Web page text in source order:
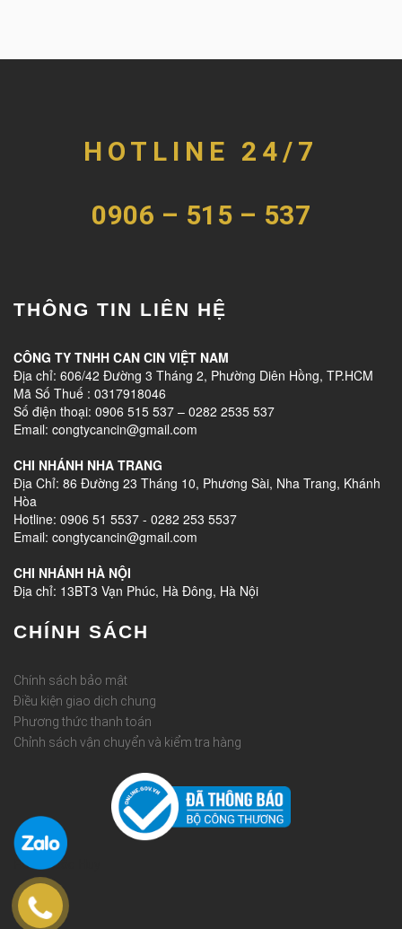
HOTLINE 24/7
0906 – 515 – 537
THÔNG TIN LIÊN HỆ
CÔNG TY TNHH CAN CIN VIỆT NAM
Địa chỉ: 606/42 Đường 3 Tháng 2, Phường Diên Hồng, TP.HCM
Mã Số Thuế : 0317918046
Số điện thoại: 0906 515 537 – 0282 2535 537
Email: congtycancin@gmail.com
CHI NHÁNH NHA TRANG
Địa Chỉ: 86 Đường 23 Tháng 10, Phương Sài, Nha Trang, Khánh
Hòa
Hotline: 0906 51 5537 - 0282 253 5537
Email: congtycancin@gmail.com
CHI NHÁNH HÀ NỘI
Địa chỉ: 13BT3 Vạn Phúc, Hà Đông, Hà Nội
CHÍNH SÁCH
Chính sách bảo mật
Điều kiện giao dịch chung
Phương thức thanh toán
Chỉnh sách vận chuyển và kiểm tra hàng
Rèm Quốc Huy